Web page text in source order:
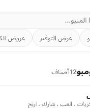
عرض التوفير عروض
12 أصناف
، العب ، شارك ، اربح